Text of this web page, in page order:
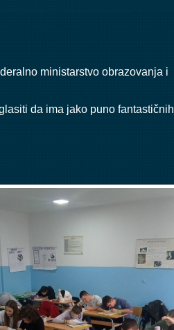
ministarstvo obrazovanja i
da ima jako puno fantastičnih